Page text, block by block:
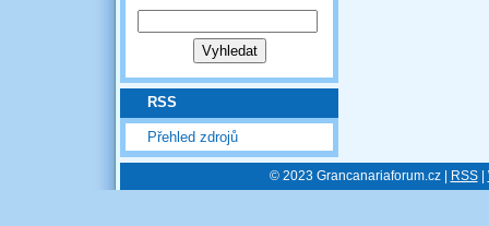
RSS
Přehled zdrojů
© 2023 Grancanariaforum.cz | RSS|